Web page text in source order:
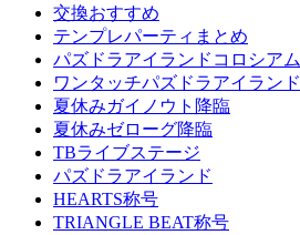
交換おすすめ
テンプレパーティまとめ
パズドラアイランドコロシアム
ワンタッチパズドラアイランド
夏休みガイノウト降臨
夏休みゼローグ降臨
TBライブステージ
パズドラアイランド
HEARTS称号
TRIANGLE BEAT称号